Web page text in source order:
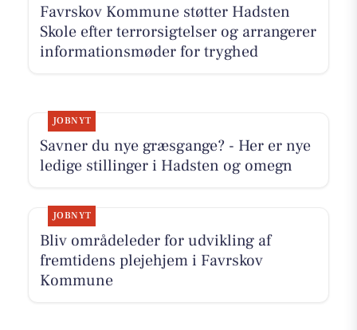
Favrskov Kommune støtter Hadsten
Skole efter terrorsigtelser og arrangerer
informationsmøder for tryghed
JOBNYT
Savner du nye græsgange? - Her er nye
ledige stillinger i Hadsten og omegn
JOBNYT
Bliv områdeleder for udvikling af
fremtidens plejehjem i Favrskov
Kommune